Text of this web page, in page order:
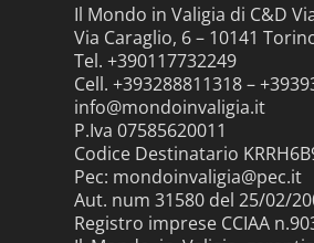
Il Mondo in Valigia di C&D
Via Caraglio, 6 – 10141
Tel. +390117732249
Cell. +393288811318 –
info@mondoinvaligia.it
P.Iva 07585620011
Codice Destinatario
Pec: mondoinvaligia@pec.it
Aut. num 31580 del 25/02/
Registro imprese CCIAA